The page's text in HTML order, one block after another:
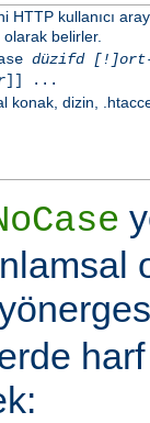
HTTP kullanıcı
olarak belirler.
düzifd [!]ort-
]] ...
konak, dizin,